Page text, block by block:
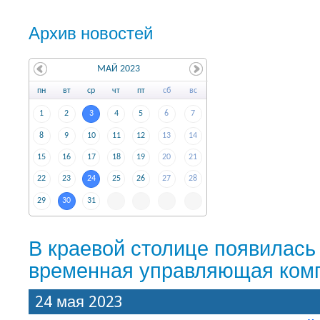
Архив новостей
пн вт ср чт пт сб вс
1 2 3 4 5 6 7
8 9 10 11 12 13 14
15 16 17 18 19 20 21
22 23 24 25 26 27 28
29 30 31
МАЙ 2023
В краевой столице
временная управляющая
24 мая 2023